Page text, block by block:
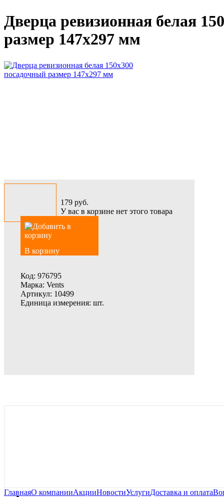
Дверца ревизионная белая
размер 147х297 мм
179 руб.
У вас в корзине нет этого товара
В корзину
Код: 976795
Марка: Vents
Артикул: 10499
Единица измерения: шт.
ГлавнаяО компанииАкцииНовостиУслугиДоставка и оплата